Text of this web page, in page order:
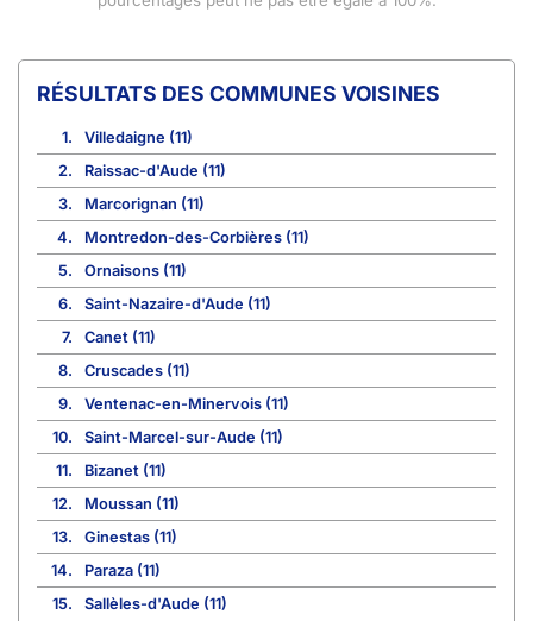
COMMUNES VOISINES
1.
Villedaigne (11)
2.
Raissac-d'Aude (11)
3.
Marcorignan (11)
4.
Montredon-des-Corbières (11)
5.
Ornaisons (11)
6.
Saint-Nazaire-d'Aude (11)
7.
Canet (11)
8.
Cruscades (11)
9.
Ventenac-en-Minervois (11)
10.
Saint-Marcel-sur-Aude (11)
11.
Bizanet (11)
12.
Moussan (11)
13.
Ginestas (11)
14.
Paraza (11)
15.
Sallèles-d'Aude (11)